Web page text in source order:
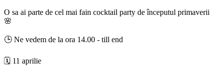
O sa ai parte de cel mai fain cocktail party de începutul primaverii
🌸
🕒 Ne vedem de la ora 14.00 - till end
🗓️ 11 aprilie